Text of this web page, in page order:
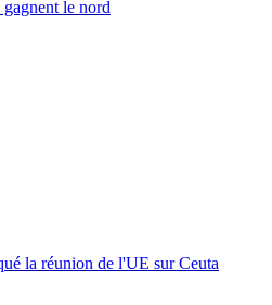
le nord
la réunion de l'UE sur Ceuta